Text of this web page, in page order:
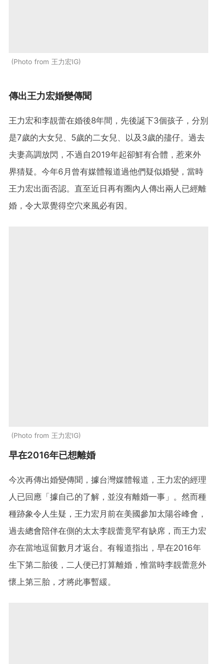
Photo from 王力宏IG
傳出王力宏婚變傳聞
王力宏和李靚蕾在婚後8年間，先後誕下3個孩子，分別
是7歲的大女兒、5歲的二女兒、以及3歲的孻仔。過去
夫妻高調放閃，不過自2019年起卻鮮有合體，惹來外
界猜疑。今年6月曾有媒體報道過他們疑似婚變，當時
王力宏出面否認。直至近日再有圈內人傳出兩人已經離
婚，令大眾覺得空穴來風必有因。
Photo from 王力宏IG
早在2016年已想離婚
今次再傳出婚變傳聞，據台灣媒體報道，王力宏的經理
人已回應「據自己的了解，並沒有離婚一事」。然而種
種跡象令人生疑，王力宏月前在美國參加太陽谷峰會，
過去總會陪伴在側的太太李靚蕾竟罕有缺席，而王力宏
亦在當地逗留數月才返台。有報道指出，早在2016年
生下第二胎後，二人便已打算離婚，惟當時李靚蕾意外
懷上第三胎，才將此事暫緩。